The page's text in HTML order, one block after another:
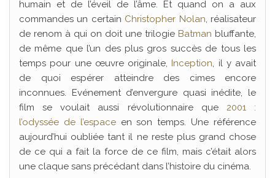
humain et de l’éveil de l’âme. Et quand on a aux
commandes un certain Christopher Nolan, réalisateur
de renom à qui on doit une trilogie Batman bluffante,
de même que l’un des plus gros succès de tous les
temps pour une œuvre originale, Inception, il y avait
de quoi espérer atteindre des cimes encore
inconnues. Evénement d’envergure quasi inédite, le
film se voulait aussi révolutionnaire que 2001 :
l’odyssée de l’espaceen son temps. Une référence
aujourd’hui oubliée tant il ne reste plus grand chose
de ce qui a fait la force de ce film, mais c’était alors
une claque sans précédant dans l’histoire du cinéma.